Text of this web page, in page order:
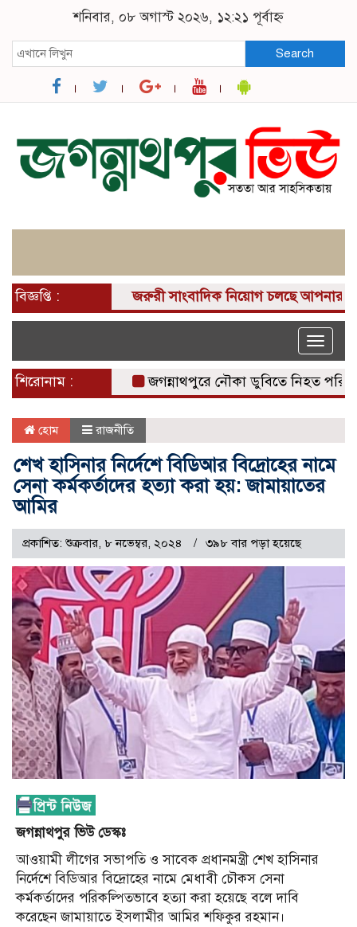
শনিবার, ০৮ অগাস্ট ২০২৬, ১২:২১ পূর্বাহ্ন
Search
বিজ্ঞপ্তি : জরুরী সাংবাদিক নিয়োগ চলছে আপনার কাছে
Toggle
শিরোনাম : জগন্নাথপুরে নৌকা ডুবিতে নিহত
হোম রাজনীতি
শেখ হাসিনার নির্দেশে বিডিআর বিদ্রোহের নামে
সেনা কর্মকর্তাদের হত্যা করা হয়: জামায়াতের
আমির
প্রকাশিত: শুক্রবার, ৮ নভেম্বর, ২০২৪ ৩৯৮ বার পড়া হয়েছে
জগন্নাথপুর ভিউ ডেস্কঃ
আওয়ামী লীগের সভাপতি ও সাবেক প্রধানমন্ত্রী শেখ হাসিনার
নির্দেশে বিডিআর বিদ্রোহের নামে মেধাবী চৌকস সেনা
কর্মকর্তাদের পরিকল্পিতভাবে হত্যা করা হয়েছে বলে দাবি
করেছেন জামায়াতে ইসলামীর আমির শফিকুর রহমান।